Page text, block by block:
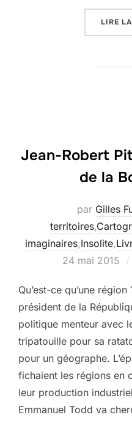
LIRE
Jean-Robert
de la
par Gilles
territoires,
imaginaires,Insolite,
24 mai 2015
Qu’est-ce qu’une
président de la
politique menteur avec
tripatouille pour sa
pour un géographe.
fichaient les régions en
leur production
Emmanuel Todd va